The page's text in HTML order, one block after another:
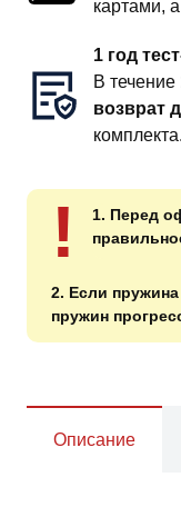
картами,
1 год
В течение
возврат
комплекта.
!
1. Перед
2. Если
пружин
Описание